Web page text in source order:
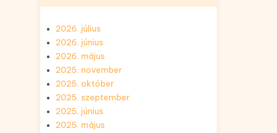
2026. július
2026. június
2026. május
2025. november
2025. október
2025. szeptember
2025. június
2025. május